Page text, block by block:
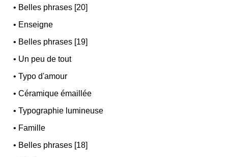
• Belles phrases [20]
• Enseigne
• Belles phrases [19]
• Un peu de tout
•Typo d'amour
•Céramique émaillée
•Typographie lumineuse
• Famille
• Belles phrases [18]